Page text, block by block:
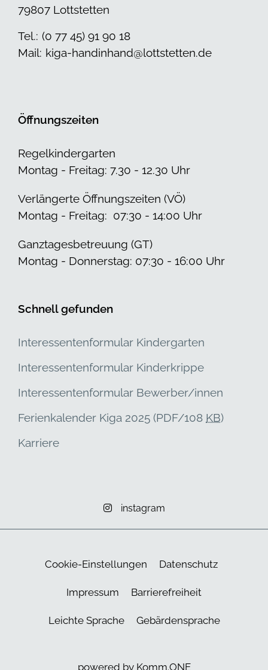
79807 Lottstetten
Tel.: (0 77 45) 91 90 18
Mail: kiga-handinhand@lottstetten.de
Öffnungszeiten
Regelkindergarten
Montag - Freitag: 7.30 - 12.30 Uhr
Verlängerte Öffnungszeiten (VÖ)
Montag - Freitag: 07:30 - 14:00 Uhr
Ganztagesbetreuung (GT)
Montag - Donnerstag: 07:30 - 16:00 Uhr
Schnell gefunden
Interessentenformular Kindergarten
Interessentenformular Kinderkrippe
Interessentenformular Bewerber/innen
Ferienkalender Kiga 2025 (PDF/108 KB)
Karriere
instagram
Cookie-Einstellungen Datenschutz
Impressum Barrierefreiheit
Leichte Sprache Gebärdensprache
powered by Komm.ONE